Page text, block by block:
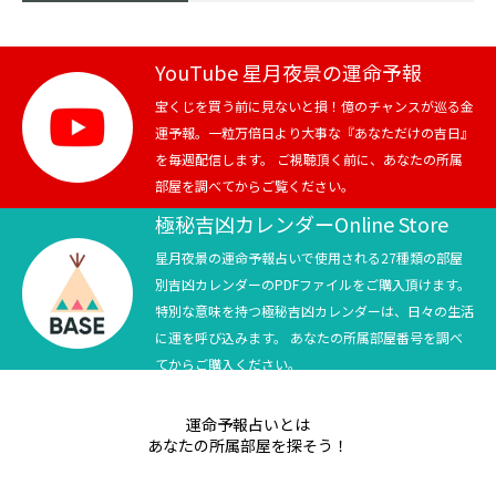
テニス
スポーツ
競馬
テニス四大大会・五輪
テニス四大大会・五輪
YouTube 星月夜景の運命予報
宝くじを買う前に見ないと損！億のチャンスが巡る金
運予報。一粒万倍日より大事な『あなただけの吉日』
を毎週配信します。 ご視聴頂く前に、あなたの所属
部屋を調べてからご覧ください。
極秘吉凶カレンダーOnline Store
星月夜景の運命予報占いで使用される27種類の部屋
別吉凶カレンダーのPDFファイルをご購入頂けます。
特別な意味を持つ極秘吉凶カレンダーは、日々の生活
に運を呼び込みます。 あなたの所属部屋番号を調べ
てからご購入ください。
運命予報占いとは
あなたの所属部屋を探そう！